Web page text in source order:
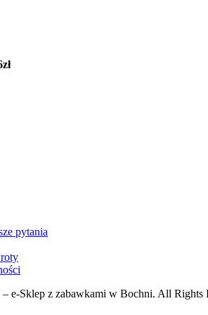
pytania
e-Sklep z zabawkami w Bochni. All Rights